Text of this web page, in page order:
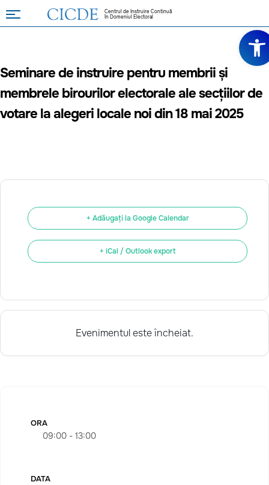
Centrul de Instruire Continuă
în Domeniul Electoral
Seminare de instruire pentru membrii și
membrele birourilor electorale ale secțiilor de
votare la alegeri locale noi din 18 mai 2025
+ Adăugați la Google Calendar
+ iCal / Outlook export
Evenimentul este încheiat.
ORA
09:00 - 13:00
DATA